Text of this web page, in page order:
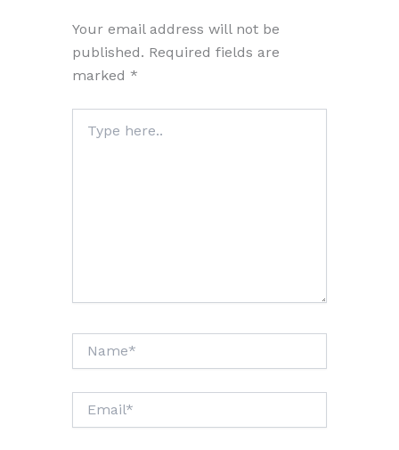
Your email address will not be
published. Required fields are
marked *
here..